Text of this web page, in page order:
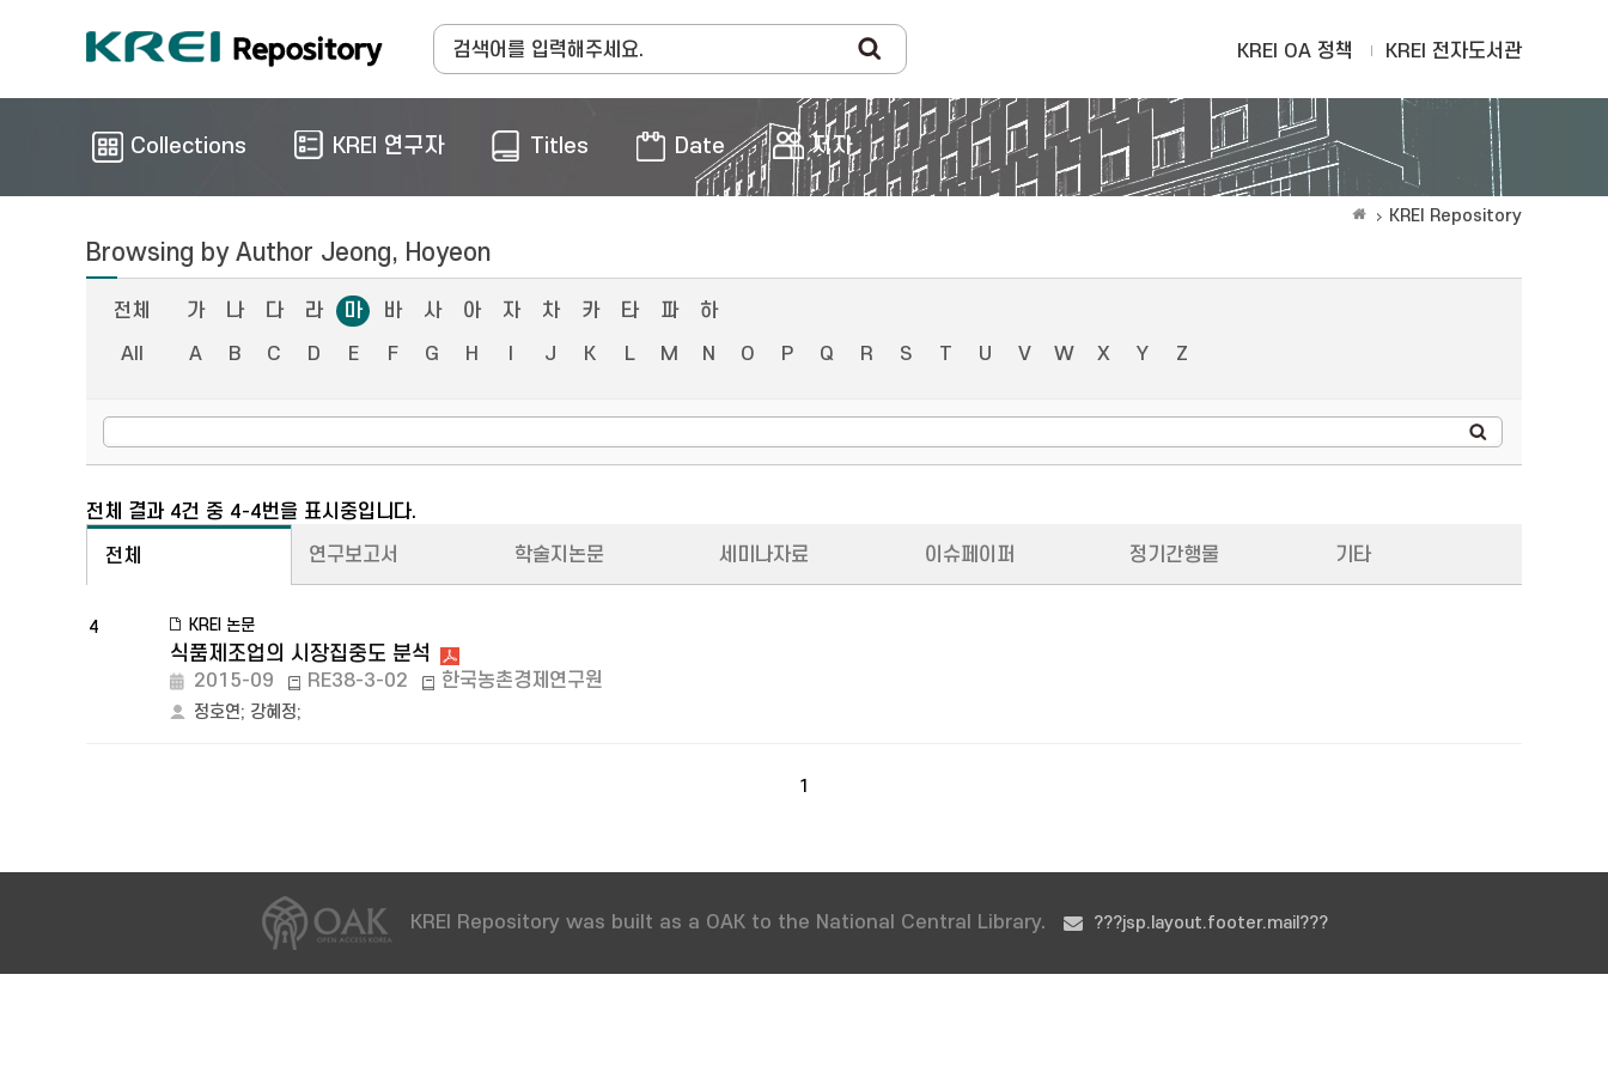
KREI OA 정책 KREI 전자도서관
Collections KREI 연구자 Titles Date 저자
KREI Repository
Browsing by Author Jeong, Hoyeon
전체 가 나 다 라 마 바 사 아 자 차 카 타 파
하
All
A B C D E F G H J K L M N O P Q R S T U V W X Y Z
전체 결과 4건 중 4-4번을 표시중입니다.
전체 연구보고서 학술지논문 세미나자료 이슈페이퍼 정기간행물 기타
4 KREI 논문
식품제조업의 시장집중도 분석
2015-09 RE38-3-02 한국농촌경제연구원
정호연; 강혜정;
1
KREI Repository was built as a OAK to the National Central Library. ???jsp.layout.footer.mail???